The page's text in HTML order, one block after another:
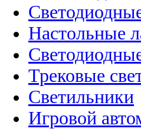
Настольные
Трековые
Светильники
Игровой